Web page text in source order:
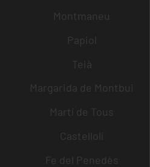
Montmaneu
Papiol
Teià
Margarida de Montbui
Martí de Tous
Castellolí
Fe del Penedès